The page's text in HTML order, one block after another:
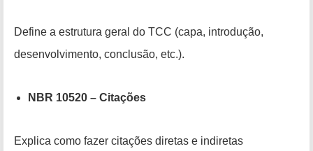
Define a estrutura geral do TCC (capa, introdução,
desenvolvimento, conclusão, etc.).
NBR 10520 – Citações
Explica como fazer citações diretas e indiretas